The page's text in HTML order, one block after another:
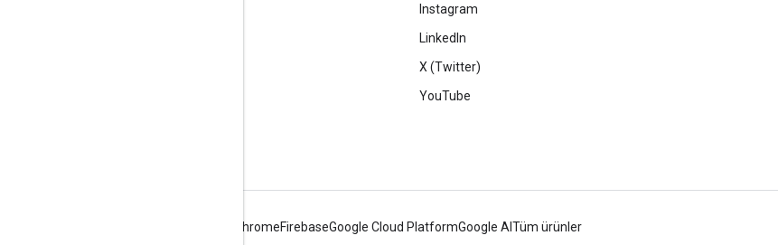
Instagram
LinkedIn
X (Twitter)
YouTube
ChromeFirebaseGoogle Cloud PlatformGoogle AI Tüm ürünler